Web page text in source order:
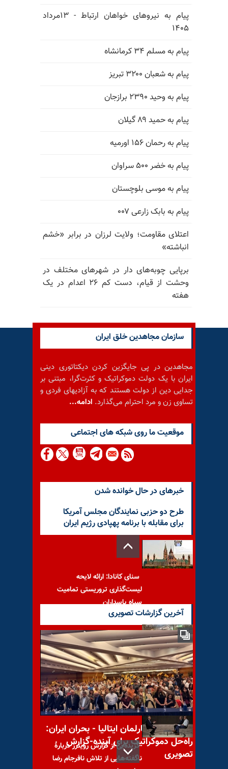
پیام به نیروهای خواهان ارتباط - ۱۳مرداد
۱۴۰۵
پیام به مسلم ۳۴ کرمانشاه
پیام به شعبان ۳۲۰۰ تبریز
پیام به وحید ۲۳۹۰ برازجان
پیام به حمید ۸۹ گیلان
پیام به رحمان ۱۵۶ اورمیه
پیام به خضر ۵۰۰ سراوان
پیام به موسی بلوچستان
پیام به بابک زارعی ۰۰۷
اعتلای مقاومت؛ ولایت لرزان در برابر «خشم
انباشته»
برپایی چوبه‌های دار در شهرهای مختلف در
وحشت از قیام، دست کم ۲۶ اعدام در یک
هفته
سازمان مجاهدین خلق ایران
مجاهدین در پی جایگزین کردن دیکتاتوری دینی
ایران با یک دولت دموکراتیک و کثرت‌گرا، مبتنی بر
جدایی دین از دولت هستند که به آزادیهای فردی و
تساوی زن و مرد احترام می‌گذارد. ادامه...
موقعيت ما روى شبكه هاى اجتماعى
خبرهای در حال خوانده شدن
طرح دو حزبی نمایندگان مجلس آمریکا
برای مقابله با برنامه پهپادی رژیم ایران
سنای کانادا: ارائه لایحه
لیست‌گذاری تروریستی تمامیت
سپاه پاسداران
واکنشهای وحشت‌آلود دیکتاتوری
آخوندی در برابر قیام توفنده مردم
به‌پاخاسته میهن
گزیده‌یی از گزارش رویترز دربارهٔ
ناگفته‌هایی از تلاش نافرجام رضا
آخرین گزارشات تصویری
کنفرانس در پارلمان ایتالیا - بحران ایران:
راه‌حل دموکراتیک برای آینده-گزارش
تصویری